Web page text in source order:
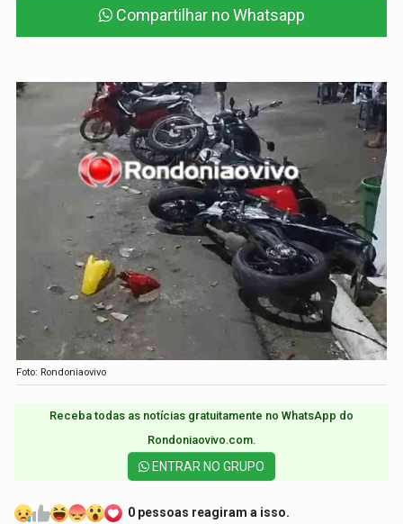
Compartilhar no Whatsapp
Foto: Rondoniaovivo
Receba todas as notícias gratuitamente no WhatsApp do
Rondoniaovivo.com.​
ENTRAR NO GRUPO
0 pessoas reagiram a isso.